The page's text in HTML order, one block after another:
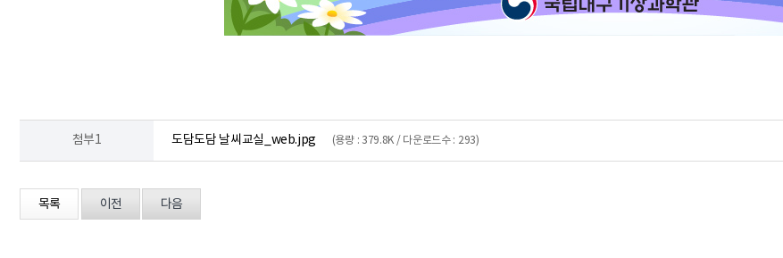
첨부1 도담도담 날씨교실_web.jpg (용량 : 379.8K / 다운로드수 : 293)
목록 이전 다음